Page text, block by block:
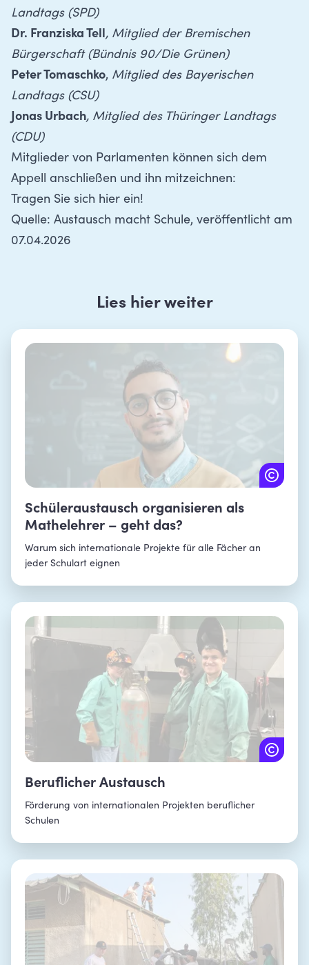
Landtags (SPD)
Dr. Franziska Tell, Mitglied der Bremischen
Bürgerschaft (Bündnis 90/Die Grünen)
Peter Tomaschko, Mitglied des Bayerischen
Landtags (CSU)
Jonas Urbach, Mitglied des Thüringer Landtags
(CDU)
Mitglieder von Parlamenten können sich dem
Appell anschließen und ihn mitzeichnen:
Tragen Sie sich hier ein!
Quelle: Austausch macht Schule, veröffentlicht am
07.04.2026
Lies hier weiter
Schüleraustausch organisieren als
Mathelehrer – geht das?
Warum sich internationale Projekte für alle Fächer an
jeder Schulart eignen
Beruflicher Austausch
Förderung von internationalen Projekten beruflicher
Schulen